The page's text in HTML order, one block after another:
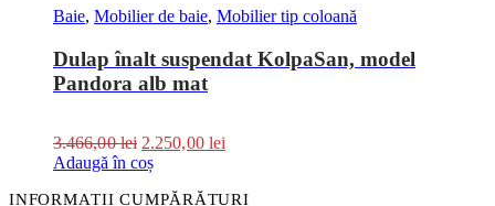
Baie, Mobilier de baie, Mobilier tip coloană
Dulap înalt suspendat KolpaSan, model
Pandora alb mat
3.466,00lei 2.250,00 lei
Adaugă în coș
INFORMAȚII CUMPĂRĂTURI